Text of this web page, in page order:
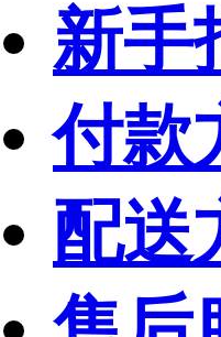
新手
付款
配送